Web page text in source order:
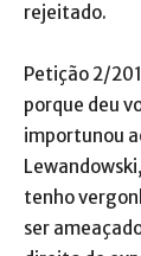
rejeitado.
Petição 2/
porque deu
importunou
tenho
ser